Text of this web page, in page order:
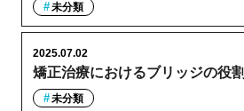
未分類
矯正治療におけるブリッジの役
2025.07.02
未分類